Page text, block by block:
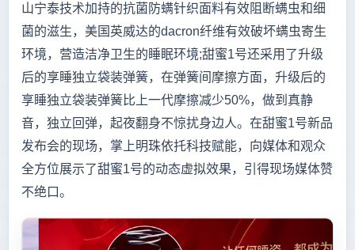
山宁泰技术加持的抗菌防螨针织面料有效阻断螨虫和细
菌的滋生，美国英威达的dacron纤维有效破坏螨虫寄生
环境，营造洁净卫生的睡眠环境;甜蜜1号还采用了升级
后的享睡独立袋装弹簧，在弹簧间摩擦方面，升级后的
享睡独立袋装弹簧比上一代摩擦减少50%，做到真静
音，独立回弹，起夜翻身不惊扰身边人。在甜蜜1号新品
发布会的现场，掌上明珠依托科技赋能，向媒体和观众
全方位展示了甜蜜1号的动态虚拟效果，引得现场媒体赞
不绝口。